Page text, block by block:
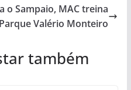
o Sampaio, MAC treina
Valério Monteiro
também